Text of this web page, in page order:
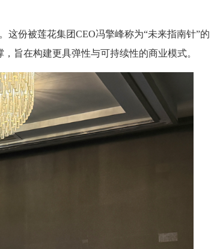
这份被莲花集团CEO冯擎峰称为“未来指南针”的
旨在构建更具弹性与可持续性的商业模式。